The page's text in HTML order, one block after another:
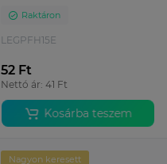
Raktáron
LEGPFH15E
52 Ft
Nettó ár: 41 Ft
Kosárba teszem
Nagyon keresett